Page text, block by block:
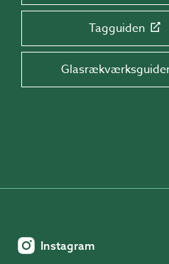
Tagguiden
Instagram